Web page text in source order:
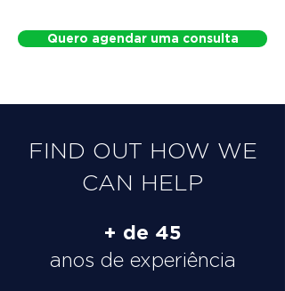
Quero agendar uma consulta
FIND OUT HOW WE
CAN HELP
+ de 45
anos de experiência